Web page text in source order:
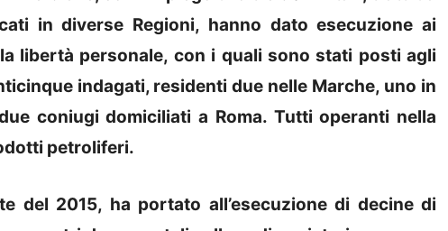
in diverse Regioni, hanno dato esecuzione ai
libertà personale, con i quali sono stati posti agli
indagati, residenti due nelle Marche, uno in
coniugi domiciliati a Roma. Tutti operanti nella
petroliferi.
del 2015, ha portato all’esecuzione di decine di